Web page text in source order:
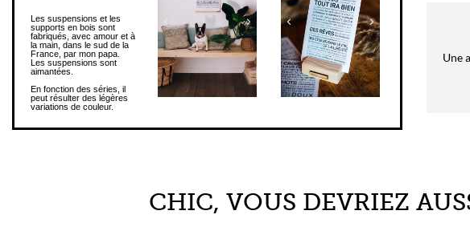
Les suspensions et les
supports en bois sont
fabriqués, avec amour et à
la main, dans le sud de la
France, par mon papa.
Les suspensions sont
aimantées.
En fonction des séries, il
peut résulter des légères
variations de couleur.
Une
CHIC, VOUS DEVRIEZ